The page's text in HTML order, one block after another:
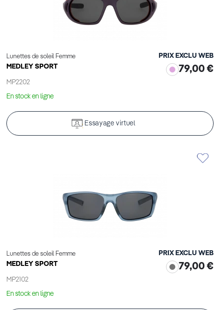
Lunettes de soleil Femme
MEDLEY SPORT
MP2202
PRIX EXCLU WEB
79,00 €
En stock en ligne
Essayage virtuel
Lunettes de soleil Femme
MEDLEY SPORT
MP2102
PRIX EXCLU WEB
79,00 €
En stock en ligne